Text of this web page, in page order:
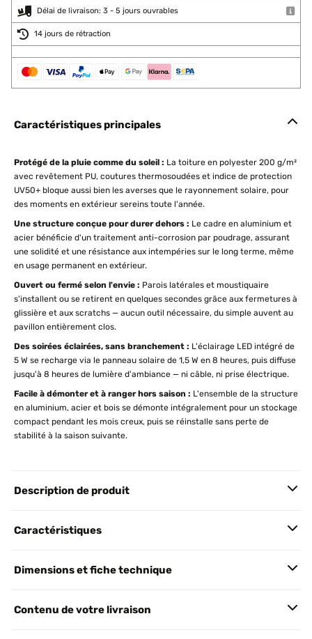
Délai de livraison: 3 - 5 jours ouvrables
14 jours de rétraction
Caractéristiques principales
Protégé de la pluie comme du soleil : La toiture en polyester 200 g/m²
avec revêtement PU, coutures thermosoudées et indice de protection
UV50+ bloque aussi bien les averses que le rayonnement solaire, pour
des moments en extérieur sereins toute l'année.
Une structure conçue pour durer dehors : Le cadre en aluminium et
acier bénéficie d'un traitement anti-corrosion par poudrage, assurant
une solidité et une résistance aux intempéries sur le long terme, même
en usage permanent en extérieur.
Ouvert ou fermé selon l'envie : Parois latérales et moustiquaire
s'installent ou se retirent en quelques secondes grâce aux fermetures à
glissière et aux scratchs — aucun outil nécessaire, du simple auvent au
pavillon entièrement clos.
Des soirées éclairées, sans branchement : L'éclairage LED intégré de
5 W se recharge via le panneau solaire de 1,5 W en 8 heures, puis diffuse
jusqu'à 8 heures de lumière d'ambiance — ni câble, ni prise électrique.
Facile à démonter et à ranger hors saison : L'ensemble de la structure
en aluminium, acier et bois se démonte intégralement pour un stockage
compact pendant les mois creux, puis se réinstalle sans perte de
stabilité à la saison suivante.
Description de produit
Caractéristiques
Dimensions et fiche technique
Contenu de votre livraison